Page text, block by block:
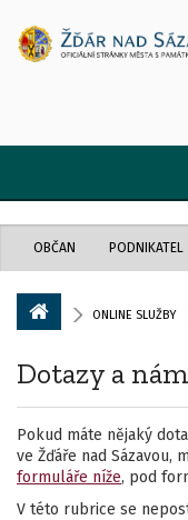
OBČAN PODNIKATEL
ONLINE SLUŽBY
Dotazy a
Pokud máte nějaký
ve Žďáře nad Sázavou,
formuláře níže, pod
V této rubrice se